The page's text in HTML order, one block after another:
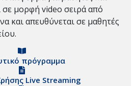
σε μορφή video σειρά από
και απευθύνεται σε μαθητές
πρόγραμμα
Live Streaming